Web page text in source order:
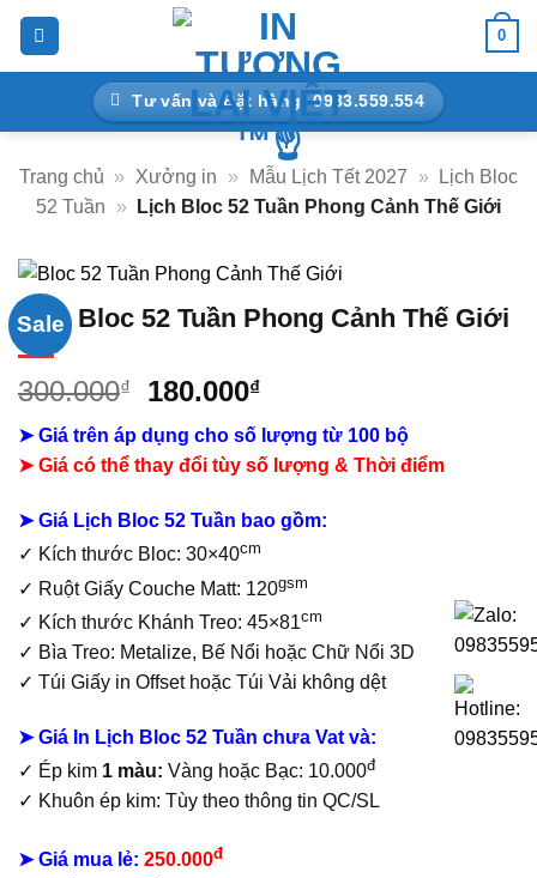
Bỏ
nội
0
Tư vấn và Đặt hàng: 0983.559.554
Trang chủ » Xưởng in » Mẫu Lịch Tết 2027 »
Lịch Bloc
52 Tuần
» Lịch Bloc 52 Tuần Phong Cảnh Thế Giới
Sale
Lịch Bloc 52 Tuần Phong Cảnh Thế Giới
300.000₫
Giá
là:
300.000₫.
180.000₫Giá
tại
là:
180.000₫.
➤ Giá trên áp dụng cho số lượng từ 100 bộ
➤ Giá có thể thay đổi tùy số lượng & Thời điểm
➤ Giá Lịch Bloc 52 Tuần bao gồm:
✓ Kích thước Bloc: 30×40cm
✓ Ruột Giấy Couche Matt: 120gsm
✓ Kích thước Khánh Treo: 45×81cm
✓ Bìa Treo: Metalize, Bế Nổi hoặc Chữ Nổi 3D
✓ Túi Giấy in Offset hoặc Túi Vải không dệt
➤ Giá In Lịch Bloc 52 Tuần chưa Vat và:
✓ Ép kim 1 màu: Vàng hoặc Bạc: 10.000đ
✓ Khuôn ép kim: Tùy theo thông tin QC/SL
➤ Giá mua lẻ: 250.000đ